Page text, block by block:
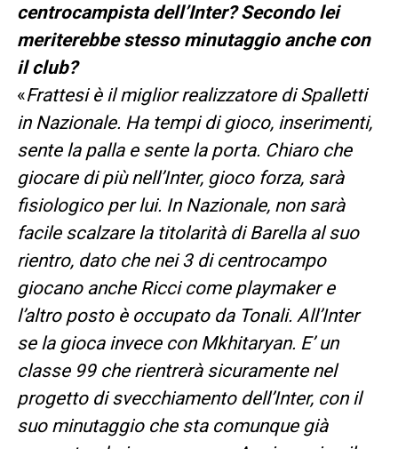
centrocampista dell’Inter? Secondo lei
meriterebbe stesso minutaggio anche con
il club?
«Frattesi è il miglior realizzatore di Spalletti
in Nazionale. Ha tempi di gioco, inserimenti,
sente la palla e sente la porta. Chiaro che
giocare di più nell’Inter, gioco forza, sarà
fisiologico per lui. In Nazionale, non sarà
facile scalzare la titolarità di Barella al suo
rientro, dato che nei 3 di centrocampo
giocano anche Ricci come playmaker e
l’altro posto è occupato da Tonali. All’Inter
se la gioca invece con Mkhitaryan. E’ un
classe 99 che rientrerà sicuramente nel
progetto di svecchiamento dell’Inter, con il
suo minutaggio che sta comunque già